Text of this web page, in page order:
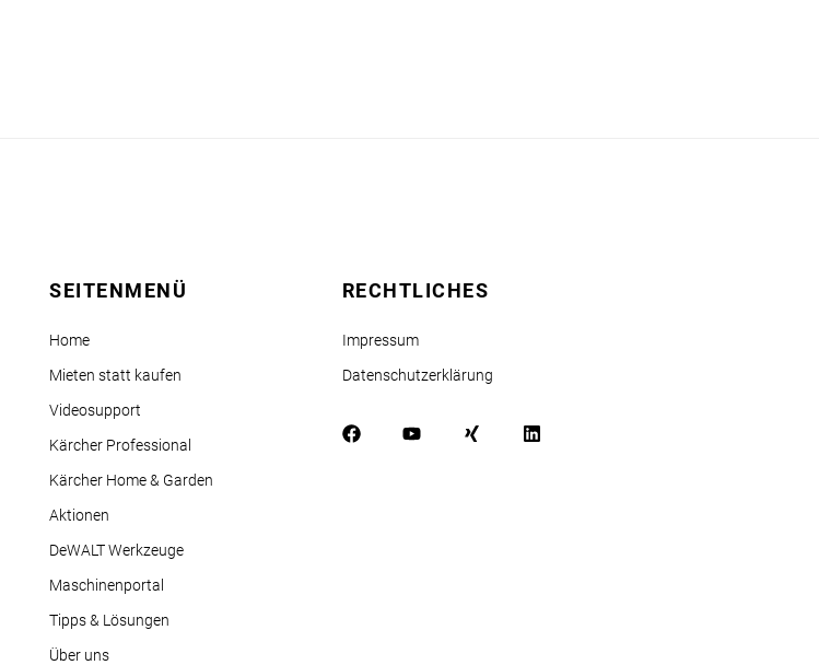
SEITENMENÜ
Home
Mieten statt kaufen
Videosupport
Kärcher Professional
Kärcher Home & Garden
Aktionen
DeWALT Werkzeuge
Maschinenportal
Tipps & Lösungen
Über uns
RECHTLICHES
Impressum
Datenschutzerklärung